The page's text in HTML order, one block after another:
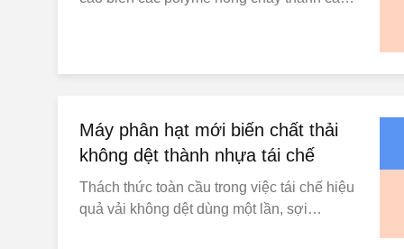
không chỉ đơn giản, n...
Máy phân hạt mới biến chất thải
không dệt thành nhựa tái chế
Thách thức toàn cầu trong việc tái chế hiệu
quả vải không dệt dùng một lần, sợi